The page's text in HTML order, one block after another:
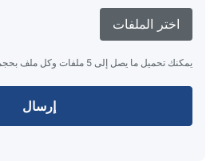
اختر الملفات
يمكنك تحميل ما يصل إلى 5 ملفات وكل ملف بحجم 10M أقصى.
إرسال